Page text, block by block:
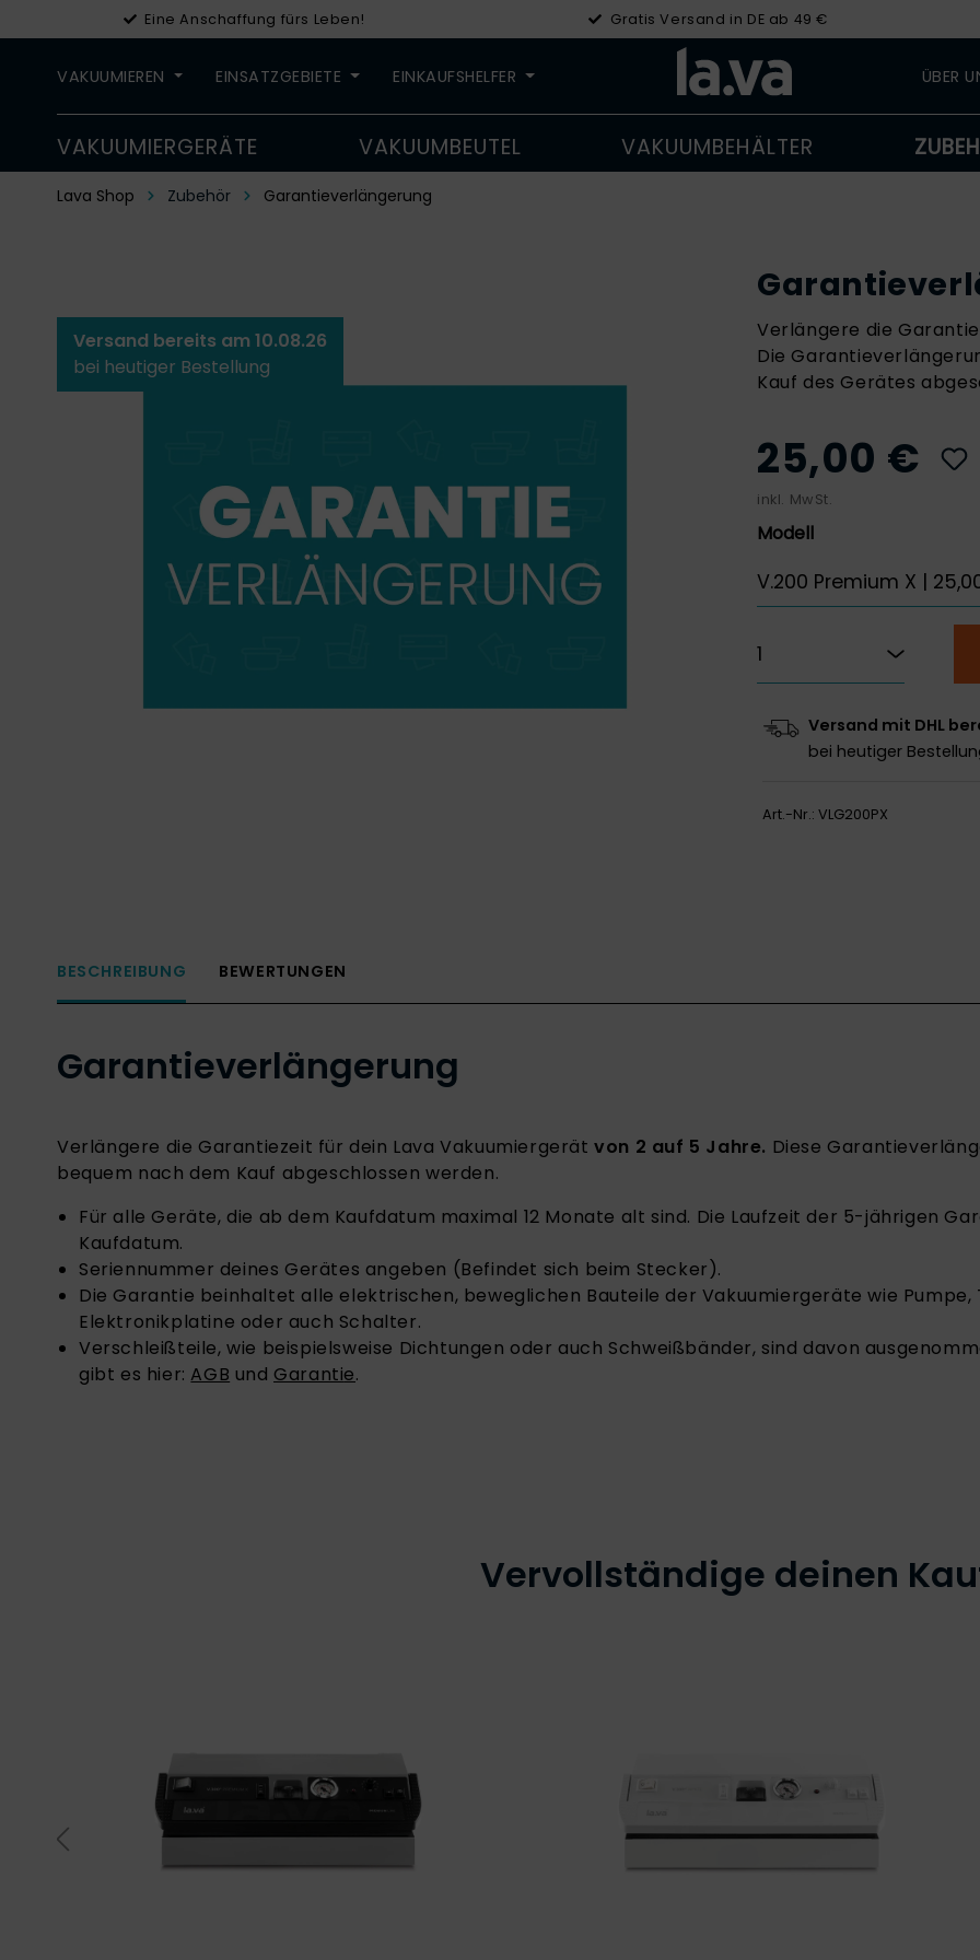
Eine Anschaffung fürs Leben! Gratis Versand in DE ab 49 €
VAKUUMIEREN EINSATZGEBIETE EINKAUFSHELFER ÜBER
VAKUUMIERGERÄTE VAKUUMBEUTEL VAKUUMBEHÄLTER
Lava Shop Zubehör Garantieverlängerung
Versand bereits am 10.08.26
bei heutiger Bestellung
Verlängere die
Die
Kauf des Gerätes
25,00 €
inkl. MwSt.
Modell
Versand mit DHL
bei heutiger
Art.-Nr.: VLG200PX
BESCHREIBUNG BEWERTUNGEN
Garantieverlängerung
Verlängere die Garantiezeit für dein Lava Vakuumiergerätvon 2 auf 5 Jahre. Diese
bequem nach dem Kauf abgeschlossen werden.
Für alle Geräte, die ab dem Kaufdatum maximal 12 Monate alt sind. Die Laufzeit der 5-jährigen
Kaufdatum.
Seriennummer deines Gerätes angeben (Befindet sich beim Stecker).
Die Garantie beinhaltet alle elektrischen, beweglichen Bauteile der Vakuumiergeräte wie Pumpe,
Elektronikplatine oder auch Schalter.
Verschleißteile, wie beispielsweise Dichtungen oder auch Schweißbänder, sind davon
gibt es hier: AGB und Garantie.
Vervollständige deinen